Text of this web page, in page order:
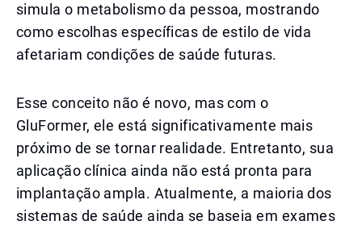
simula o metabolismo da pessoa, mostrando
como escolhas específicas de estilo de vida
afetariam condições de saúde futuras.
Esse conceito não é novo, mas com o
GluFormer, ele está significativamente mais
próximo de se tornar realidade. Entretanto, sua
aplicação clínica ainda não está pronta para
implantação ampla. Atualmente, a maioria dos
sistemas de saúde ainda se baseia em exames